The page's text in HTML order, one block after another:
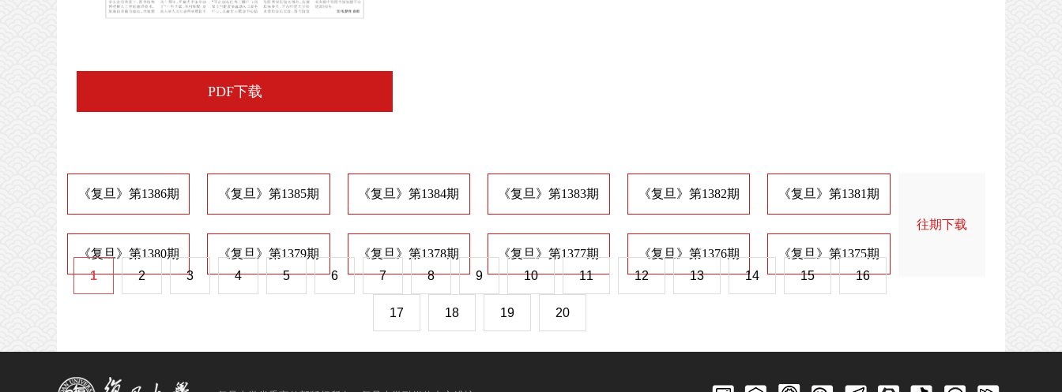
PDF下载
《复旦》第1386期 《复旦》第1385期 《复旦》第1384期 《复旦》第1383期 《复旦》第1382期 《复旦》第1381期
《复旦》第1380期 《复旦》第1379期 《复旦》第1378期 《复旦》第1377期 《复旦》第1376期 《复旦》第1375期
1
2 3 4 5 6 7 8 9 10 11 12 13 14 15 16
17 18 19 20
往期下载